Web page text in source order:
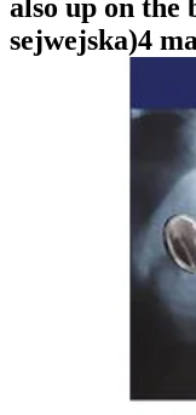
also up on the
sejwejska)4